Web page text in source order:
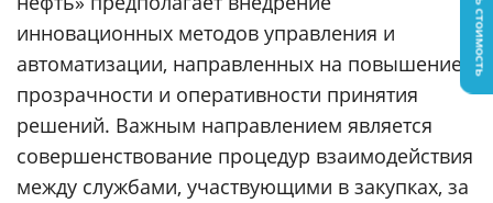
инновационных методов управления и
автоматизации, направленных на повышение
прозрачности и оперативности принятия
решений. Важным направлением является
совершенствование процедур взаимодействия
между службами, участвующими в закупках, за